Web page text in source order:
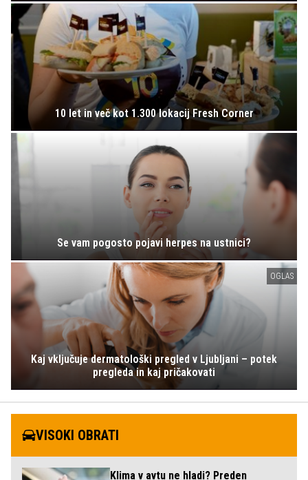
10 let in več kot 1.300 lokacij Fresh Corner
Se vam pogosto pojavi herpes na ustnici?
OGLAS
Kaj vključuje dermatološki pregled v Ljubljani – potek
pregleda in kaj pričakovati
VISOKI OBRATI
Klima v avtu ne hladi? Preden